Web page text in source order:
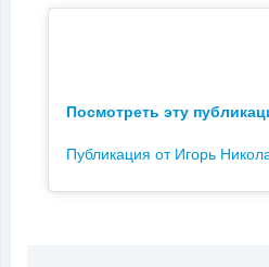
Посмотреть эту